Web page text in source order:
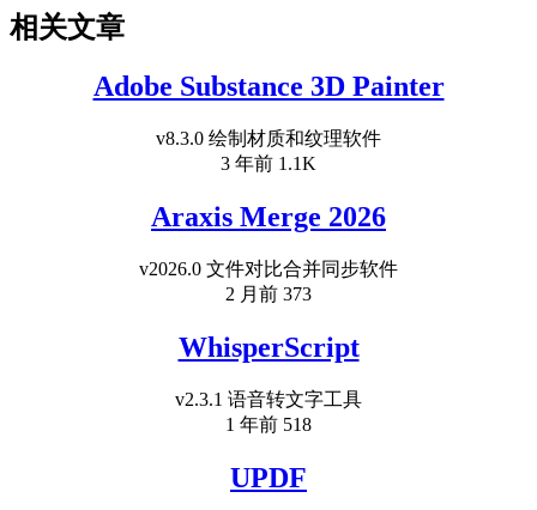
相关文章
Adobe Substance 3D Painter
v8.3.0 绘制材质和纹理软件
3 年前 1.1K
Araxis Merge 2026
v2026.0 文件对比合并同步软件
2 月前 373
WhisperScript
v2.3.1 语音转文字工具
1 年前 518
UPDF